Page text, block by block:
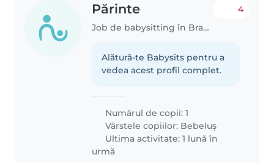
Părinte
Job de babysitting în Bragadiru
4
Alătură-te Babysits pentru a
vedea acest profil complet.
Numărul de copii: 1
Vârstele copiilor: Bebeluș
Ultima activitate: 1 lună în
urmă